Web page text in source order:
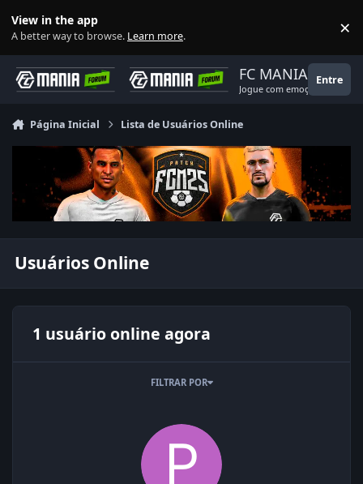
View in the app
A better way to browse. Learn more. ×
FC MANIA
Jogue com emoção!
Entre
Página Inicial Lista de Usuários Online
Usuários Online
1 usuário online agora
FILTRAR POR